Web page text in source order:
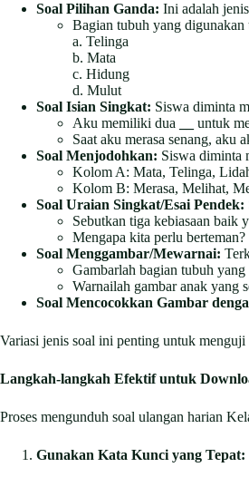
Soal Pilihan Ganda: Ini adalah
Bagian tubuh yang
a. Telinga
b. Mata
c. Hidung
d. Mulut
Soal Isian Singkat: Siswa diminta
Aku memiliki dua
untuk
Saat aku merasa senang, aku
Soal Menjodohkan: Siswa diminta
Kolom A: Mata, Telinga,
Kolom B: Merasa, Melihat,
Soal Uraian Singkat/Esai Pendek:
Sebutkan tiga kebiasaan baik
Mengapa kita perlu berteman?
Soal Menggambar/Mewarnai:
Gambarlah bagian tubuh
Warnailah gambar anak yang
Soal Mencocokkan Gambar
Variasi jenis soal ini penting untuk menguji
Langkah-langkah Efektif untuk
Proses mengunduh soal ulangan harian
Gunakan Kata Kunci yang Tepat: